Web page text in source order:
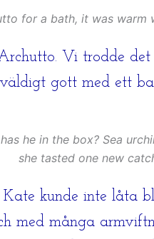
for a bath, it was warm
Vi trodde
gott med ett
he in the box? Sea
she tasted one new
kunde inte låta
med många